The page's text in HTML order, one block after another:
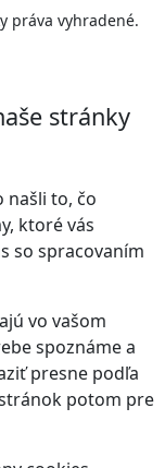
práva vyhradené.
stránky
našli to, čo
ktoré vás
so spracovaním
vo vašom
spoznáme a
presne podľa
potom pre